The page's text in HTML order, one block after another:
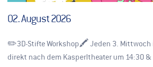
02. August 2026
✏️3D-Stifte Workshop🖍️ Jeden 3. Mittwoch
direkt nach dem Kasperltheater um 14:30 &